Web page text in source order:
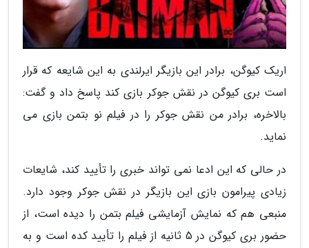
اریک کیوگن، برادر این بازیگر ایرلندی به این شایعه که قرار
است بری کیوگن در نقش جوکر بازی کند پاسخ داد و گفت:
بالاخره، برادر من نقش جوکر را در فیلم نو بتمن بازی می
نماید.
در حالی که این ادعا نمی تواند خبری را تأیید کند، شایعات
زیادی پیرامون بازی این بازیگر در نقش جوکر وجود دارد.
منبعی هم که نمایش آزمایشی فیلم بتمن را دیده است، از
حضور بری کیوگن در 5 ثانیه از فیلم را تأیید کده است و به